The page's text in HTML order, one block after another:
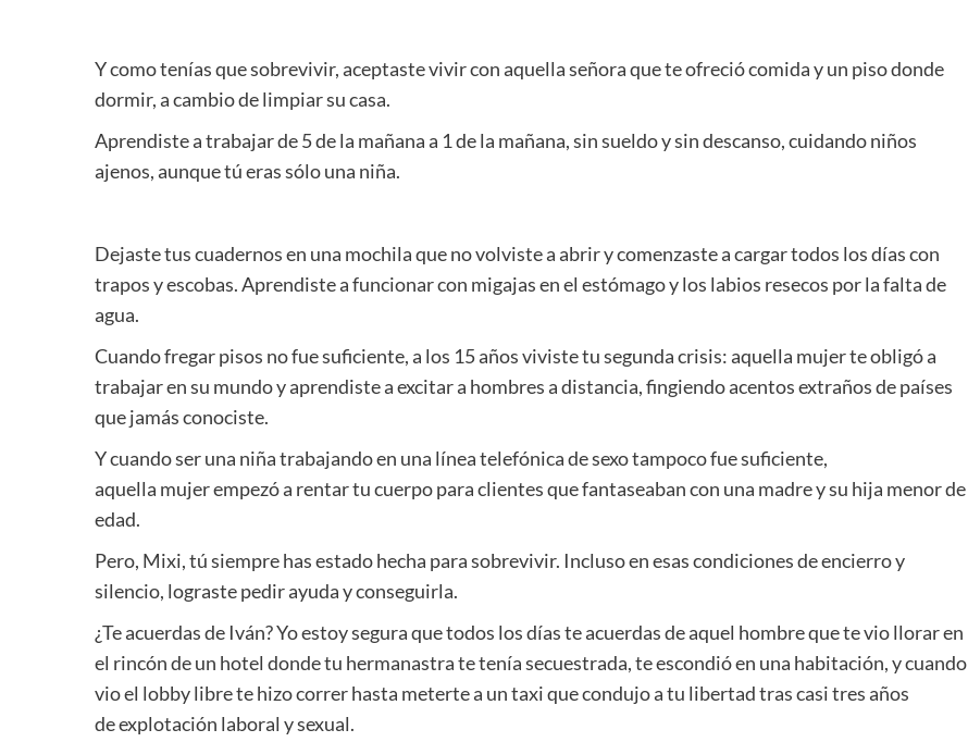
Y como tenías que sobrevivir, aceptaste vivir con aquella señora que te ofreció comida y un piso donde
dormir, a cambio de limpiar su casa.
Aprendiste a trabajar de 5 de la mañana a 1 de la mañana, sin sueldo y sin descanso, cuidando niños
ajenos, aunque tú eras sólo una niña.
Dejaste tus cuadernos en una mochila que no volviste a abrir y comenzaste a cargar todos los días con
trapos y escobas. Aprendiste a funcionar con migajas en el estómago y los labios resecos por la falta de
agua.
Cuando fregar pisos no fue suficiente, a los 15 años viviste tu segunda crisis: aquella mujer te obligó a
trabajar en su mundo y aprendiste a excitar a hombres a distancia, fingiendo acentos extraños de países
que jamás conociste.
Y cuando ser una niña trabajando en una línea telefónica de sexo tampoco fue suficiente,
aquella mujer empezó a rentar tu cuerpo para clientes que fantaseaban con una madre y su hija menor de
edad.
Pero, Mixi, tú siempre has estado hecha para sobrevivir. Incluso en esas condiciones de encierro y
silencio, lograste pedir ayuda y conseguirla.
¿Te acuerdas de Iván? Yo estoy segura que todos los días te acuerdas de aquel hombre que te vio llorar en
el rincón de un hotel donde tu hermanastra te tenía secuestrada, te escondió en una habitación, y cuando
vio el lobby libre te hizo correr hasta meterte a un taxi que condujo a tu libertad tras casi tres años
de explotación laboral y sexual.